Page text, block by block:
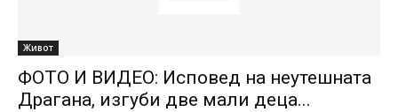
Живот
ФОТО И ВИДЕО: Исповед на неутешната
Драгана, изгуби две мали деца...